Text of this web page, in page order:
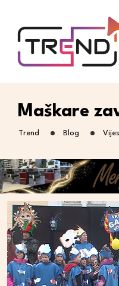
Maškare
Trend Blog